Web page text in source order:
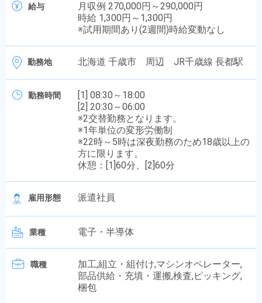
給与
月収例 270,000円～290,000円
時給 1,300円～1,300円
※試用期間あり(2週間)時給変動なし
勤務地 北海道 千歳市 周辺 JR千歳線 長都駅
勤務時間
[1] 08:30～18:00
[2] 20:30～06:00
※2交替勤務となります。
※1年単位の変形労働制
※22時～5時は深夜勤務のため18歳以上の
方に限ります。
休憩：[1]60分、[2]60分
雇用形態 派遣社員
業種 電子・半導体
職種
加工,組立・組付け,マシンオペレーター,
部品供給・充填・運搬,検査,ピッキング,
梱包